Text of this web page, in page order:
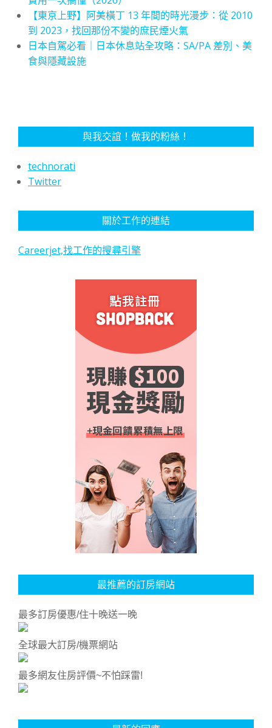
【東京上野】阿美橫丁 13 年間的時光漫步：從 2010
到 2023，找回那份不變的庶民煙火氣
日本自駕必看｜日本休息站全攻略：SA/PA 差別、美
食與隱藏設施
與我交誼！做我的粉絲！
technorati
Twitter
關於工作的連結
Careerjet,找工作的搜尋引擎
最推薦的訂房網站
最多訂房優惠/住十晚送一晚
全球最大訂房/機票網站
最多網友住房評價~不怕踩雷!